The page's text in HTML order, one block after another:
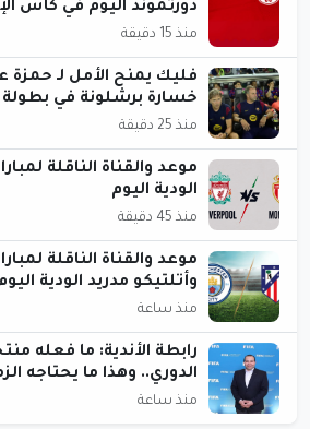
دورتموند اليوم في كأس
منذ 15 دقيقة
فليك يمنح الأمل لـ حمزة
خسارة برشلونة في بطولة
منذ 25 دقيقة
موعد والقناة الناقلة
الودية اليوم
منذ 45 دقيقة
موعد والقناة الناقلة
وأتلتيكو مدريد الودية
منذ ساعة
رابطة الأندية: ما فعله
الدوري.. وهذا ما يحتاجه
منذ ساعة